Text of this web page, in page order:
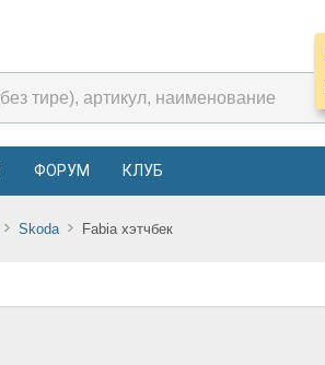
ФОРУМ КЛУБ
Skoda Fabia хэтчбек